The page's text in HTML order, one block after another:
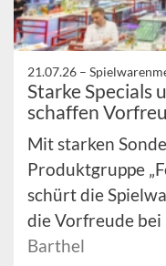
21.07.26 –
Starke Specials
schaffen
Mit starken
Produktgruppe
schürt die
die Vorfreude bei
Barthel